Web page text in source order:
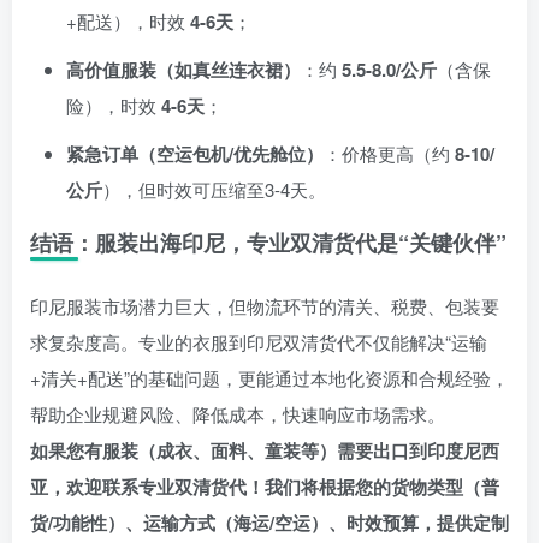
+配送），时效 4-6天 ；
高价值服装（如真丝连衣裙） ：约 5.5-8.0/公斤 （含保
险），时效 4-6天 ；
紧急订单（空运包机/优先舱位） ：价格更高（约 8-10/
公斤），但时效可压缩至3-4天。
结语：服装出海印尼，专业双清货代是“关键伙伴”
印尼服装市场潜力巨大，但物流环节的清关、税费、包装要
求复杂度高。专业的衣服到印尼双清货代不仅能解决“运输
+清关+配送”的基础问题，更能通过本地化资源和合规经验，
帮助企业规避风险、降低成本，快速响应市场需求。
如果您有服装（成衣、面料、童装等）需要出口到印度尼西
亚，欢迎联系专业双清货代！我们将根据您的货物类型（普
货/功能性）、运输方式（海运/空运）、时效预算，提供定制